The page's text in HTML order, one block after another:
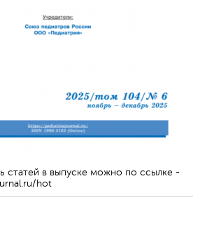
статей в выпуске можно по ссылке -
hot